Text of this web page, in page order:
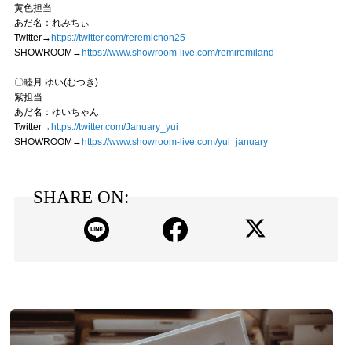
黄色担当
あだ名：れみちぃ
Twitter→ https://twitter.com/reremichon25
SHOWROOM→ https://www.showroom-live.com/remiremiland
〇睦月 ゆい(むつき)
紫担当
あだ名：ゆいちゃん
Twitter→ https://twitter.com/January_yui
SHOWROOM→ https://www.showroom-live.com/yui_january
SHARE ON: